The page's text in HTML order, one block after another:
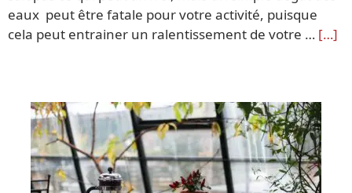
eaux peut être fatale pour votre activité, puisque
cela peut entrainer un ralentissement de votre … […]